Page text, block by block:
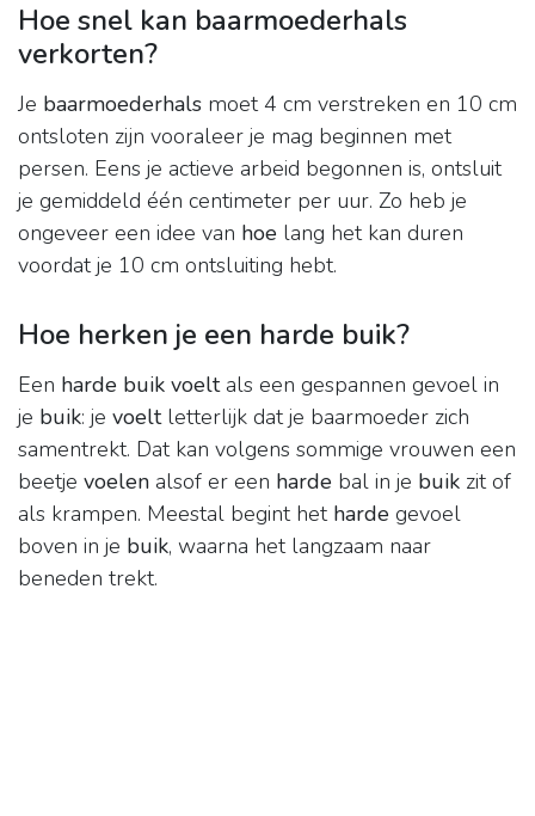
Hoe snel kan baarmoederhals
verkorten?
Je baarmoederhals moet 4 cm verstreken en 10 cm
ontsloten zijn vooraleer je mag beginnen met
persen. Eens je actieve arbeid begonnen is, ontsluit
je gemiddeld één centimeter per uur. Zo heb je
ongeveer een idee van hoe lang het kan duren
voordat je 10 cm ontsluiting hebt.
Hoe herken je een harde buik?
Een harde buik voeltals een gespannen gevoel in
je buik: je voeltletterlijk dat je baarmoeder zich
samentrekt. Dat kan volgens sommige vrouwen een
beetje voelen alsof er een harde bal in je buik zit of
als krampen. Meestal begint het harde gevoel
boven in je buik, waarna het langzaam naar
beneden trekt.